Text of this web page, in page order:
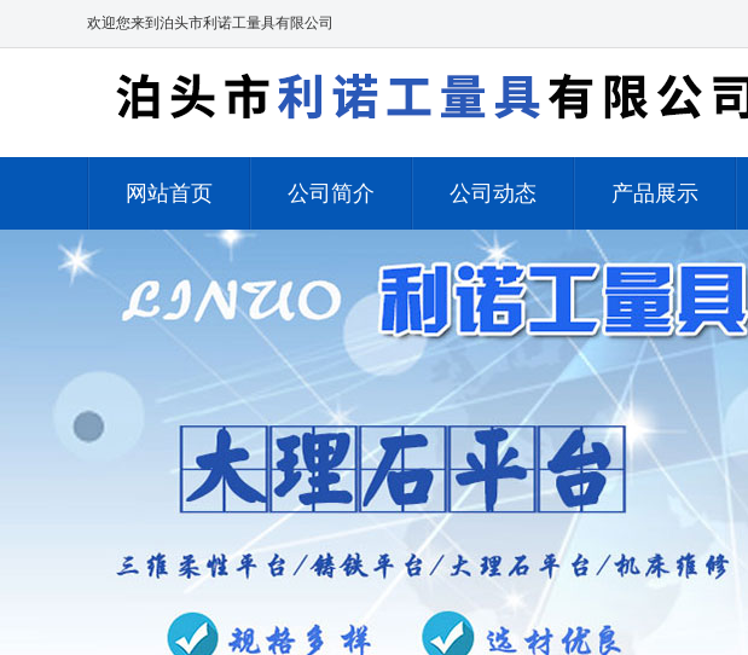
欢迎您来到泊头市利诺工量具有限公司
网站首页 公司简介 公司动态 产品展示